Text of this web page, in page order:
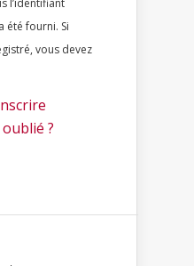
l’identifiant
vous devez
?